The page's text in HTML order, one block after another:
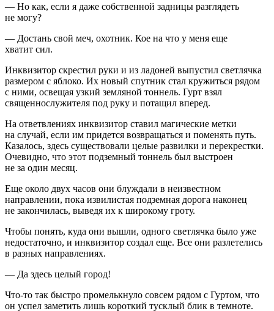
— Но как, если я даже собственной задницы разглядеть
не могу?
— Достань свой меч, охотник. Кое на что у меня еще
хватит сил.
Инквизитор скрестил руки и из ладоней выпустил светлячка
размером с яблоко. Их новый спутник стал кружиться рядом
с ними, освещая узкий земляной тоннель. Гурт взял
священнослужителя под руку и потащил вперед.
На ответвлениях инквизитор ставил магические метки
на случай, если им придется возвращаться и поменять путь.
Казалось, здесь существовали целые развилки и перекрестки.
Очевидно, что этот подземный тоннель был выстроен
не за один месяц.
Еще около двух часов они блуждали в неизвестном
направлении, пока извилистая подземная дорога наконец
не закончилась, выведя их к широкому гроту.
Чтобы понять, куда они вышли, одного светлячка было уже
недостаточно, и инквизитор создал еще. Все они разлетелись
в разных направлениях.
— Да здесь целый город!
Что-то так быстро промелькнуло совсем рядом с Гуртом, что
он успел заметить лишь короткий тусклый блик в темноте.